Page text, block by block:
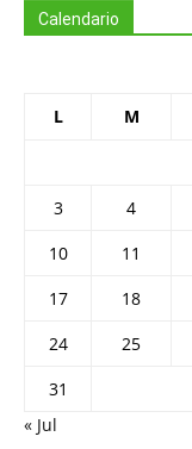
Calendario
L M
3
4
10
11
17
18
24
25
31
« Jul